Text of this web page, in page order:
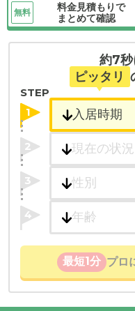
無料
料金見積もりで
まとめて確認
約7秒
ピッタリ
STEP
1
2
3
4
最短1分 プロ